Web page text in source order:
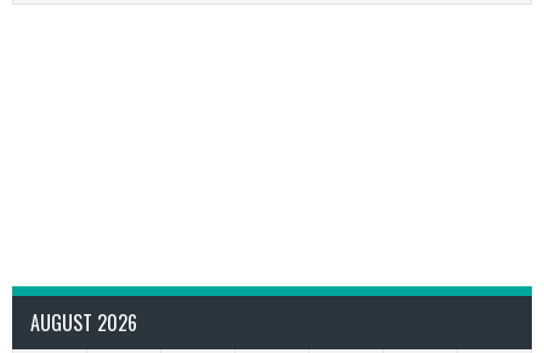
AUGUST 2026